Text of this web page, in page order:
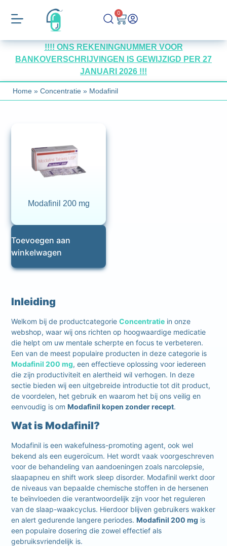
0
!!!! ONS REKENINGNUMMER VOOR
BANKOVERSCHRIJVINGEN IS GEWIJZIGD PER 27
JANUARI 2026 !!!
Home » Concentratie » Modafinil
Modafinil 200 mg
Toevoegen aan
winkelwagen
Inleiding
Welkom bij de productcategorieConcentratie in onze
webshop, waar wij ons richten op hoogwaardige medicatie
die helpt om uw mentale scherpte en focus te verbeteren.
Een van de meest populaire producten in deze categorie is
Modafinil 200 mg, een effectieve oplossing voor iedereen
die zijn productiviteit en alertheid wil verhogen. In deze
sectie bieden wij een uitgebreide introductie tot dit product,
de voordelen, het gebruik en waarom het bij ons veilig en
eenvoudig is omModafinil kopen zonder recept.
Wat is Modafinil?
Modafinil is een wakefulness-promoting agent, ook wel
bekend als een eugeroïcum. Het wordt vaak voorgeschreven
voor de behandeling van aandoeningen zoals narcolepsie,
slaapapneu en shift work sleep disorder. Modafinil werkt door
de niveaus van bepaalde chemische stoffen in de hersenen
te beïnvloeden die verantwoordelijk zijn voor het reguleren
van de slaap-waakcyclus. Hierdoor blijven gebruikers wakker
en alert gedurende langere periodes.Modafinil 200 mg is
een populaire dosering die zowel effectief als
gebruiksvriendelijk is.